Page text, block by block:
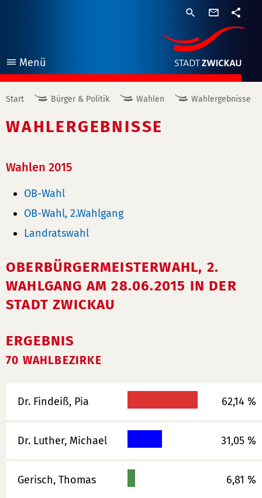
Menü
Suche
Start Bürger & Politik Wahlen Wahlergebnisse
WAHLERGEBNISSE
Wahlen 2015
OB-Wahl
OB-Wahl, 2.Wahlgang
Landratswahl
OBERBÜRGERMEISTERWAHL, 2.
WAHLGANG AM 28.06.2015 IN DER
STADT ZWICKAU
ERGEBNIS
70 WAHLBEZIRKE
Dr. Findeiß, Pia 62,14 %
Dr. Luther, Michael 31,05 %
Gerisch, Thomas 6,81 %